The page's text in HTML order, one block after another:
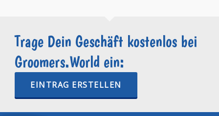
Trage Dein Geschäft kostenlos bei
Groomers.World ein:
EINTRAG ERSTELLEN